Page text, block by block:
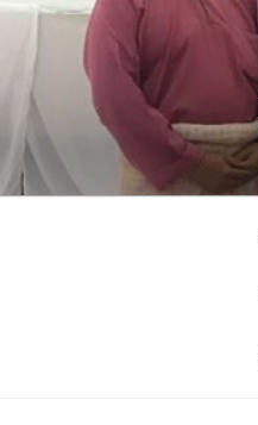
Skip
content